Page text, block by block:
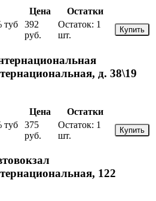
Цена
Остатки
туб
392
руб.
Остаток: 1
шт.
Купить
д. 38\19
Цена
Остатки
туб
375
руб.
Остаток: 1
шт.
Купить
122